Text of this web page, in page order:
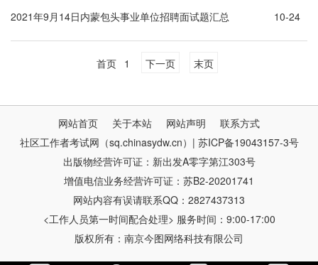
2021年9月14日内蒙包头事业单位招聘面试题汇总
10-24
首页 1 下一页 末页
网站首页 关于本站 网站声明
联系方式
社区工作者考试网（sq.chinasydw.cn）| 苏ICP备19043157-3号
出版物经营许可证：新出发A零字第江303号
增值电信业务经营许可证：苏B2-20201741
网站内容有误请联系QQ：2827437313
<工作人员第一时间配合处理> 服务时间：9:00-17:00
版权所有：南京今图网络科技有限公司